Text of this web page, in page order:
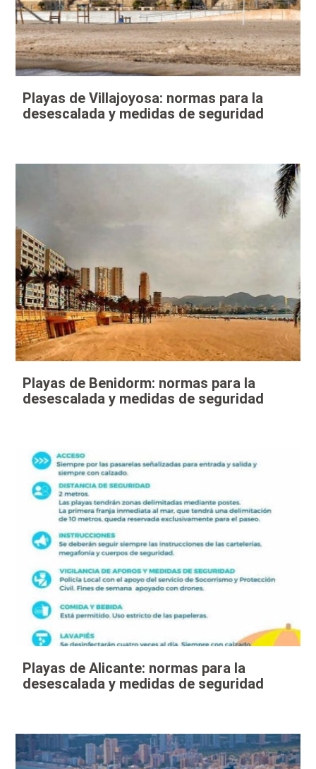
Playas de Villajoyosa: normas para la
desescalada y medidas de seguridad
Playas de Benidorm: normas para la
desescalada y medidas de seguridad
Playas de Alicante: normas para la
desescalada y medidas de seguridad